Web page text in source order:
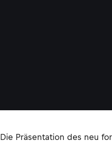
Die Präsentation des neu